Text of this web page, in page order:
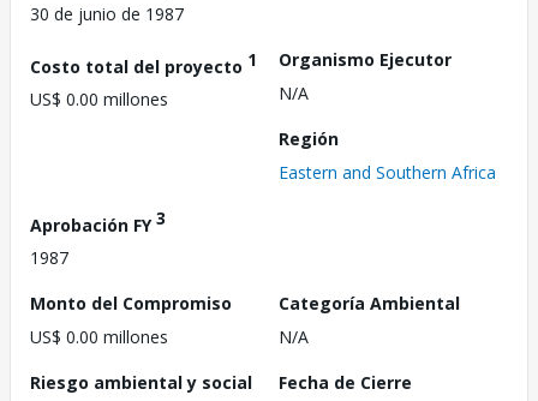
30 de junio de 1987
Costo total del proyecto 1
US$ 0.00 millones
Organismo Ejecutor
N/A
Región
Eastern and Southern Africa
Aprobación FY3
1987
Monto del Compromiso
US$ 0.00 millones
Categoría Ambiental
N/A
Riesgo ambiental y social
Fecha de Cierre